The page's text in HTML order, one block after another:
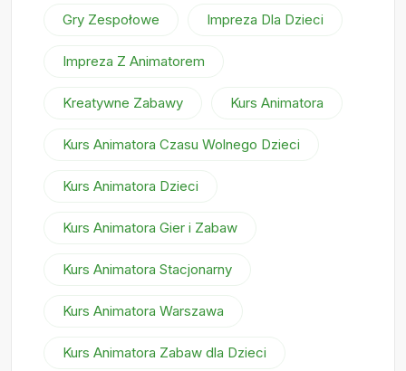
Gry Zespołowe Impreza Dla Dzieci
Impreza Z Animatorem
Kreatywne Zabawy Kurs Animatora
Kurs Animatora Czasu Wolnego Dzieci
Kurs Animatora Dzieci
Kurs Animatora Gier i Zabaw
Kurs Animatora Stacjonarny
Kurs Animatora Warszawa
Kurs Animatora Zabaw dla Dzieci